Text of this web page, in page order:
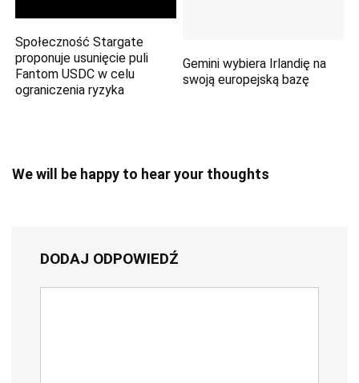
Społeczność Stargate
proponuje usunięcie puli
Fantom USDC w celu
ograniczenia ryzyka
Gemini wybiera Irlandię na
swoją europejską bazę
We will be happy to hear your thoughts
DODAJ ODPOWIEDŹ